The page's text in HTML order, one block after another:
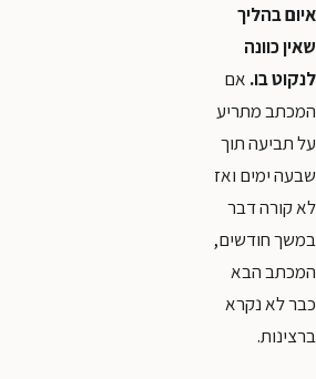
איום בהליך
שאין כוונה
לנקוט בו. אם
המכתב מתריע
על תביעה תוך
שבעה ימים ואז
לא קורה דבר
במשך חודשים,
המכתב הבא
כבר לא נקרא
ברצינות.